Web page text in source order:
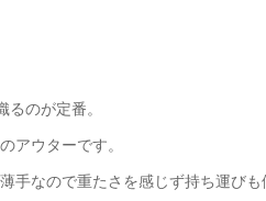
のが定番。
アウターです。
手なので重たさを感じず持ち運びも